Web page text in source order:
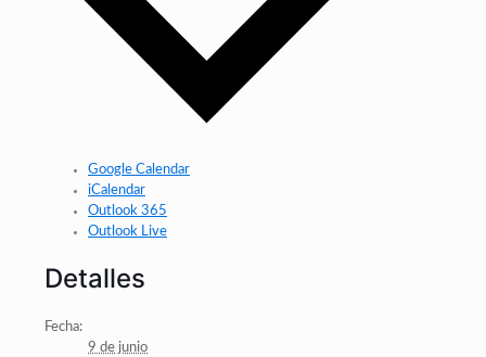
Google Calendar
iCalendar
Outlook 365
Outlook Live
Detalles
Fecha:
9 de junio